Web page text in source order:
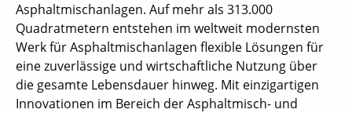
Asphaltmischanlagen. Auf mehr als 313.000
Quadratmetern entstehen im weltweit modernsten
Werk für Asphaltmischanlagen flexible Lösungen für
eine zuverlässige und wirtschaftliche Nutzung über
die gesamte Lebensdauer hinweg. Mit einzigartigen
Innovationen im Bereich der Asphaltmisch- und